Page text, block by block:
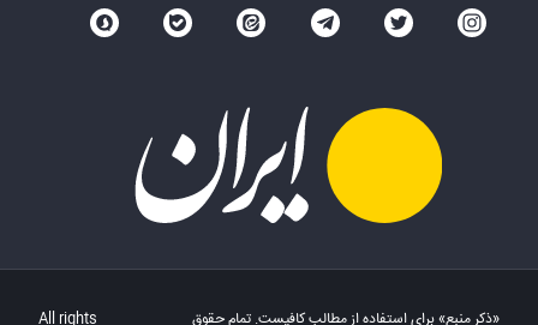
«ذکر منبع» برای استفاده از مطالب کافیست. تمام حقوق All rights